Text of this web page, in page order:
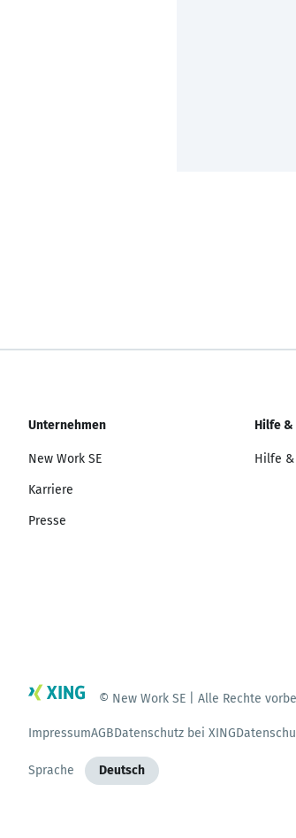
Unternehmen
New Work SE
Karriere
Presse
Hilfe
Hilfe
© New Work SE | Alle Rechte
ImpressumAGBDatenschutz bei XING
Sprache Deutsch